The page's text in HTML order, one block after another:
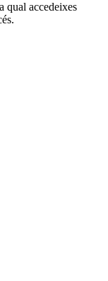
qual accedeixes